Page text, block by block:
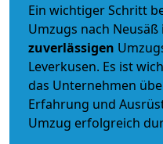
Ein wichtiger Schritt
Umzugs nach
zuverlässigen
Leverkusen. Es ist
das Unternehmen
Erfahrung und
Umzug erfolgreich